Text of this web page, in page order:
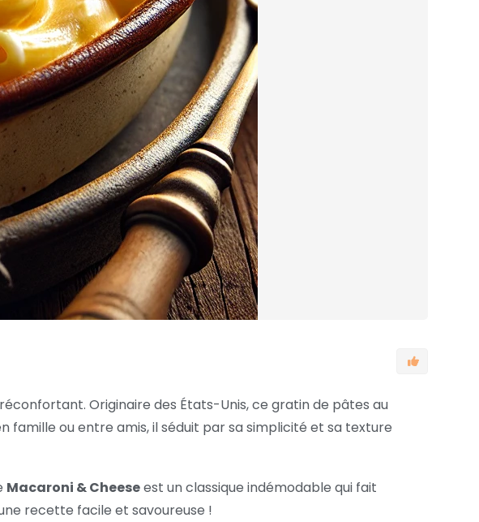
Originaire des États-Unis, ce gratin de pâtes au
ou entre amis, il séduit par sa simplicité et sa texture
Macaroni & Cheeseest un classique indémodable qui fait
recette facile et savoureuse !